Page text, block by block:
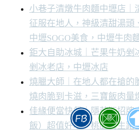
小巷子清燉牛肉麵中壢店｜
征服在地人，神級清甜湯頭
中壢SOGO美食，中壢牛肉
鉅大自助冰城｜芒果牛奶剉
剉冰老店，中壢冰店
燒臘大師｜在地人都在搶的
燒肉脆到卡滋，三寶飯肉量
佳緣便當快餐｜隱藏版招牌
飯）超值好吃。桃園民生路